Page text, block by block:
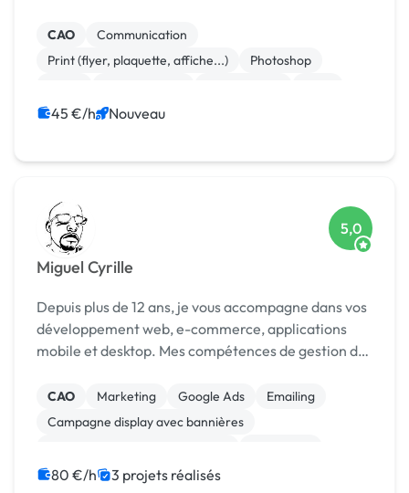
CAO
Communication
Print (flyer, plaquette, affiche...)
Photoshop
DAO
Charte graphique
45 €/h Nouveau
Miguel Cyrille
5,0
Depuis plus de 12 ans, je vous accompagne dans vos
développement web, e-commerce, applications
mobile et desktop. Mes compétences de gestion de
(Frontend, Backend & Full Stack) et a ma sensibil...
CAO Marketing Google Ads
Emailing
Campagne display avec bannières
Mise en page
Logo Bannière
80 €/h 3 projets réalisés